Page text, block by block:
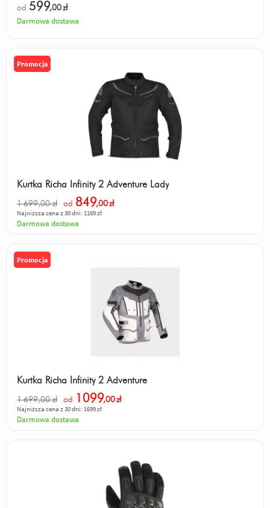
od 599,00zł
Darmowa dostawa
Promocja
Kurtka Richa Infinity 2 Adventure Lady
1 699,00 zł od 849,00zł
Najniższa cena z 30 dni: 1189 zł
Darmowa dostawa
Promocja
Kurtka Richa Infinity 2 Adventure
1 699,00 zł od 1099,00zł
Najniższa cena z 30 dni: 1699 zł
Darmowa dostawa